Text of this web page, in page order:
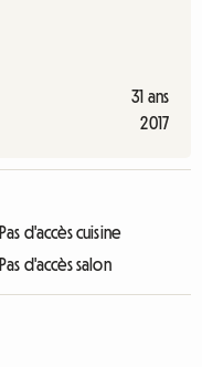
31 ans
2017
Pas d'accès cuisine
Pas d'accès salon